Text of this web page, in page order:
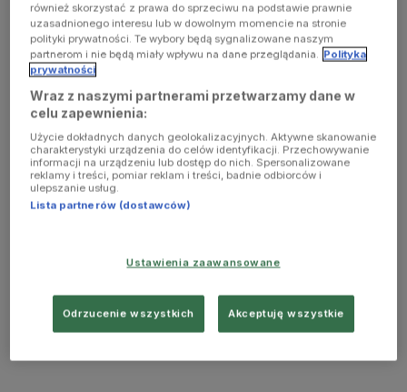
również skorzystać z prawa do sprzeciwu na podstawie prawnie
uzasadnionego interesu lub w dowolnym momencie na stronie
polityki prywatności. Te wybory będą sygnalizowane naszym
partnerom i nie będą miały wpływu na dane przeglądania. Polityka
prywatności
Wraz z naszymi partnerami przetwarzamy dane w
celu zapewnienia:
Użycie dokładnych danych geolokalizacyjnych. Aktywne skanowanie
charakterystyki urządzenia do celów identyfikacji. Przechowywanie
informacji na urządzeniu lub dostęp do nich. Spersonalizowane
reklamy i treści, pomiar reklam i treści, badnie odbiorców i
ulepszanie usług.
Lista partnerów (dostawców)
Ustawienia zaawansowane
Odrzucenie wszystkich Akceptuję wszystkie